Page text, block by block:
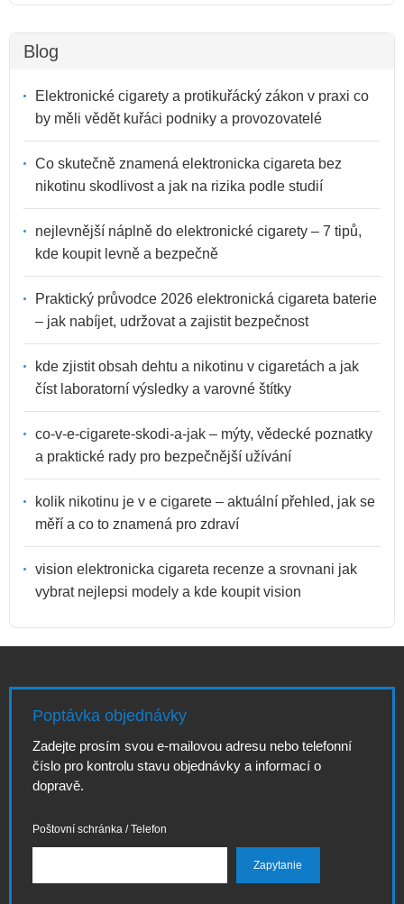
Blog
Elektronické cigarety a protikuřácký zákon v praxi co
by měli vědět kuřáci podniky a provozovatelé
Co skutečně znamená elektronicka cigareta bez
nikotinu skodlivost a jak na rizika podle studií
nejlevnější náplně do elektronické cigarety – 7 tipů,
kde koupit levně a bezpečně
Praktický průvodce 2026 elektronická cigareta baterie
– jak nabíjet, udržovat a zajistit bezpečnost
kde zjistit obsah dehtu a nikotinu v cigaretách a jak
číst laboratorní výsledky a varovné štítky
co-v-e-cigarete-skodi-a-jak – mýty, vědecké poznatky
a praktické rady pro bezpečnější užívání
kolik nikotinu je v e cigarete – aktuální přehled, jak se
měří a co to znamená pro zdraví
vision elektronicka cigareta recenze a srovnani jak
vybrat nejlepsi modely a kde koupit vision
Poptávka objednávky
Zadejte prosím svou e-mailovou adresu nebo telefonní
číslo pro kontrolu stavu objednávky a informací o
dopravě.
Poštovní schránka / Telefon